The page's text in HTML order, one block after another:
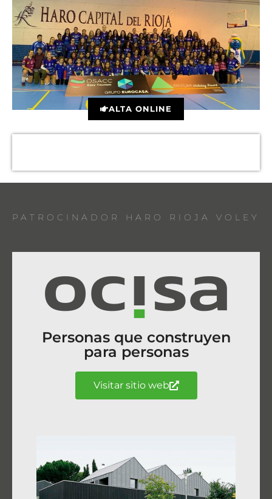
ALTA ONLINE
PATROCINADOR HARO RIOJA VOLEY
Personas que construyen
para personas
Visitar sitio web